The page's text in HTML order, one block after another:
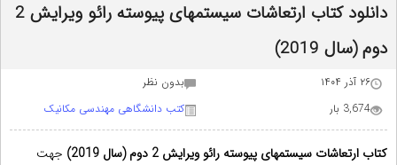
دانلود کتاب ارتعاشات سیستمهای پیوسته رائو ویرایش 2
دوم (سال 2019)
۲۶ آذر ۱۴۰۴
بدون نظر
3,674 بار
کتب دانشگاهی مهندسی مکانیک
کتاب ارتعاشات سیستمهای پیوسته رائو ویرایش 2 دوم (سال 2019)
جهت